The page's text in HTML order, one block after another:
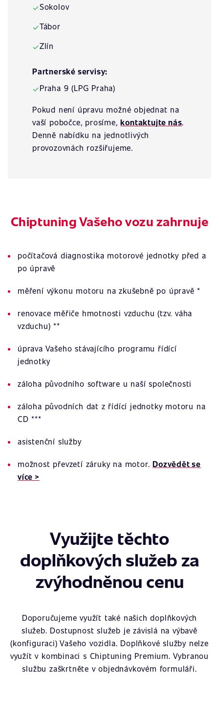
✓Sokolov
✓Tábor
✓Zlín
Partnerské servisy:
✓Praha 9 (LPG Praha)
Pokud není úpravu možné objednat na
vaší pobočce, prosíme,kontaktujte nás.
Denně nabídku na jednotlivých
provozovnách rozšiřujeme.
Chiptuning Vašeho vozu zahrnuje
počítačová diagnostika motorové jednotky před a
po úpravě
měření výkonu motoru na zkušebně po úpravě *
renovace měřiče hmotnosti vzduchu (tzv. váha
vzduchu) **
úprava Vašeho stávajícího programu řídící
jednotky
záloha původního software u naší společnosti
záloha původních dat z řídící jednotky motoru na
CD ***
asistenční služby
možnost převzetí záruky na motor.Dozvědět se
více >
Využijte těchto
doplňkových služeb za
zvýhodněnou cenu
Doporučujeme využít také našich doplňkových
služeb. Dostupnost služeb je závislá na výbavě
(konfiguraci) Vašeho vozidla. Doplňkové služby nelze
využít v kombinaci s Chiptuning Premium. Vybranou
službu zaškrtněte v objednávkovém formuláři.